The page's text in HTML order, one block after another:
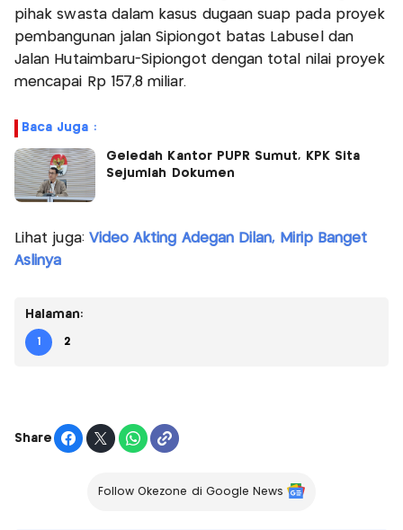
pihak swasta dalam kasus dugaan suap pada proyek
pembangunan jalan Sipiongot batas Labusel dan
Jalan Hutaimbaru-Sipiongot dengan total nilai proyek
mencapai Rp 157,8 miliar.
Baca Juga :
Geledah Kantor PUPR Sumut, KPK Sita
Sejumlah Dokumen
Lihat juga: Video Akting Adegan Dilan, Mirip Banget
Aslinya
Halaman:
1 2
Share
Follow Okezone di Google News